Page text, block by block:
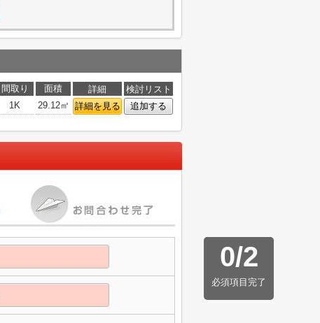
間取り 面積 詳細
検討リスト
1K 29.12㎡ 詳細を見る 追加する
0/2
必須項目完了